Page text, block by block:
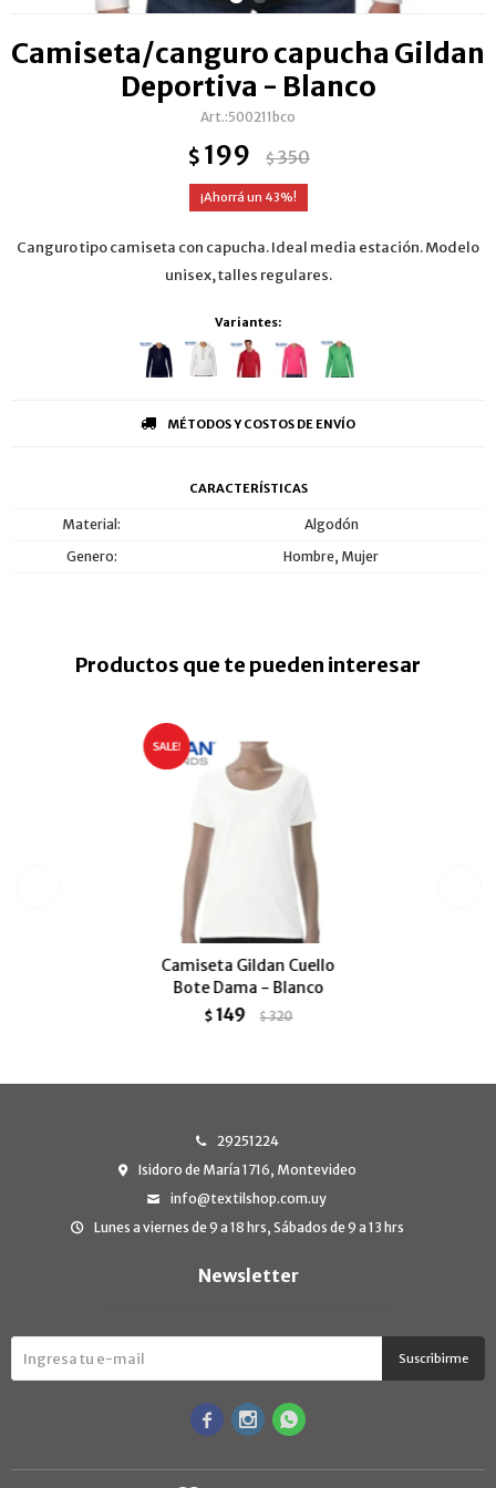
Camiseta/canguro capucha Gildan
Deportiva - Blanco
500211bco
$ 199 $350
43
Canguro tipo camiseta con capucha. Ideal media estación. Modelo
unisex, talles regulares.
Variantes:
MÉTODOS Y COSTOS DE ENVÍO
CARACTERÍSTICAS
Material
Algodón
Genero
Hombre, Mujer
Productos que te pueden interesar
Camiseta Gildan Cuello
Bote Dama - Blanco
$ 149 $320
29251224
Isidoro de María 1716, Montevideo
info@textilshop.com.uy
Lunes a viernes de 9 a 18 hrs, Sábados de 9 a 13 hrs
Newsletter
Suscribirme
  